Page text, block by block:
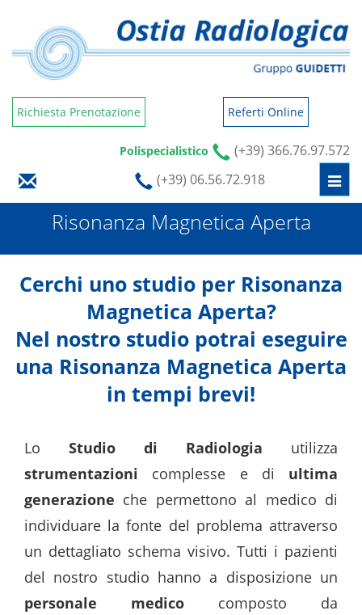
Richiesta Prenotazione Referti Online
Polispecialistico
(+39) 366.76.97.572
(+39) 06.56.72.918
Risonanza Magnetica Aperta
Cerchi uno studio per Risonanza
Magnetica Aperta?
Nel nostro studio potrai eseguire
una Risonanza Magnetica Aperta
in tempi brevi!
Lo Studio di Radiologia utilizza
strumentazioni complesse e di ultima
generazione che permettono al medico di
individuare la fonte del problema attraverso
un dettagliato schema visivo. Tutti i pazienti
del nostro studio hanno a disposizione un
personale medico composto da